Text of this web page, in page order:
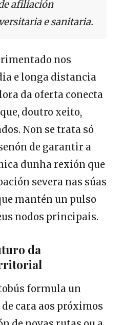
afiliación
e sanitaria.
nos
e longa distancia
da oferta conecta
doutro xeito,
Non se trata só
de garantir a
dunha rexión que
severa nas súas
mantén un pulso
nodos principais.
da
formula un
cara aos próximos